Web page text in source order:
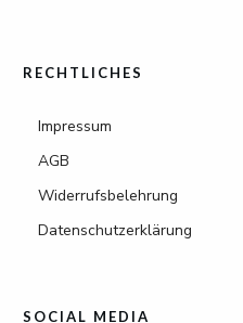
RECHTLICHES
Impressum
AGB
Widerrufsbelehrung
Datenschutzerklärung
SOCIAL MEDIA